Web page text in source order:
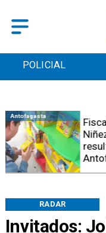
POLICIAL
Invitados:
RADAR
Antofagasta